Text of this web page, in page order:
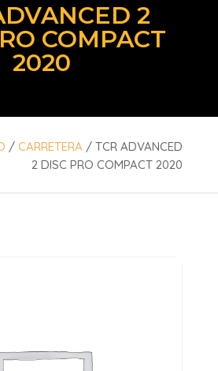
2
COMPACT
2020
/CARRETERA / TCR ADVANCED
2 DISC PRO COMPACT 2020